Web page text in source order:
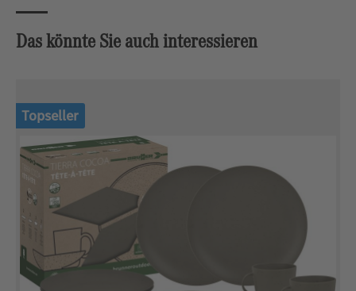
Das könnte Sie auch interessieren
Topseller